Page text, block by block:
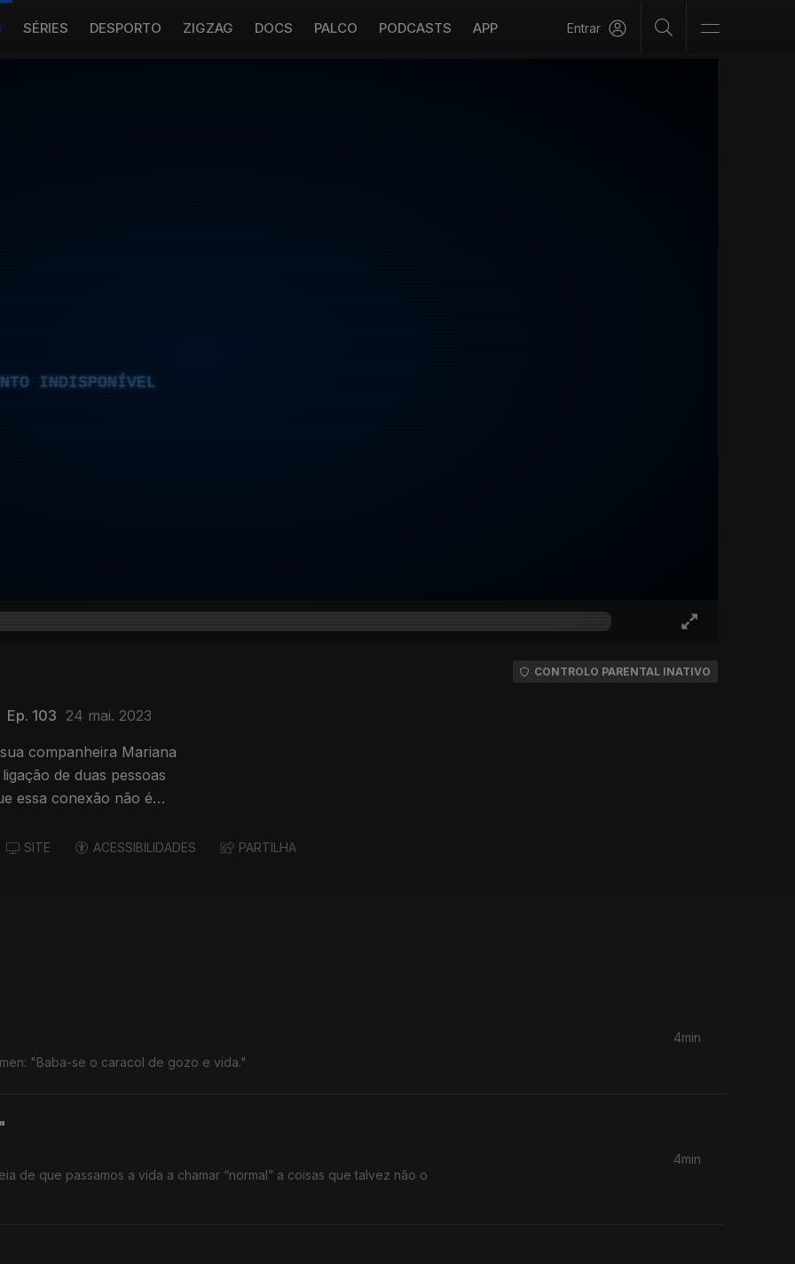
SÉRIES DESPORTO ZIGZAG DOCS PALCO PODCASTS APP Entrar
INDISPONÍVEL
Ep. 103 24 mai. 2023
companheira Mariana
de duas pessoas
essa conexão não é
CONTROLO PARENTAL INATIVO
SITE ACESSIBILIDADES PARTILHA
Tamen: "Baba-se o caracol de gozo e vida."
4min
de que passamos a vida a chamar “normal” a coisas que talvez não o
4min